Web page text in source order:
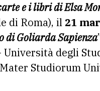
e i libri di Elsa
di Roma), il 21
di Goliarda Sapienza
degli
Studiorum